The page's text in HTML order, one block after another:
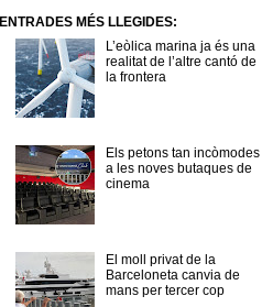
ENTRADES MÉS LLEGIDES:
L’eòlica marina ja és una
realitat de l’altre cantó de
la frontera
Els petons tan incòmodes
a les noves butaques de
cinema
El moll privat de la
Barceloneta canvia de
mans per tercer cop